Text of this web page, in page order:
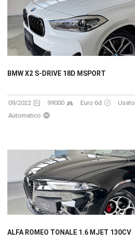
BMW X2 S-DRIVE 18D MSPORT
09/2022 99000 Euro 6d Usato
Automatico
ALFA ROMEO TONALE 1.6 MJET 130CV